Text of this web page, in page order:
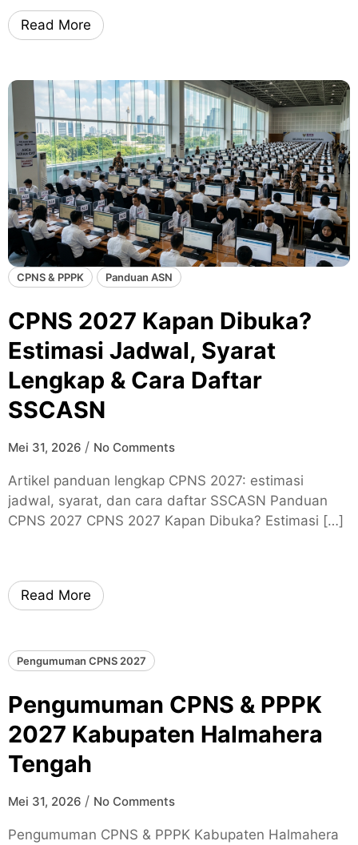
Read More
CPNS & PPPK Panduan ASN
CPNS 2027 Kapan Dibuka?
Estimasi Jadwal, Syarat
Lengkap & Cara Daftar
SSCASN
Mei 31, 2026 / No Comments
Artikel panduan lengkap CPNS 2027: estimasi
jadwal, syarat, dan cara daftar SSCASN Panduan
CPNS 2027 CPNS 2027 Kapan Dibuka? Estimasi […]
Read More
Pengumuman CPNS 2027
Pengumuman CPNS & PPPK
2027 Kabupaten Halmahera
Tengah
Mei 31, 2026 / No Comments
Pengumuman CPNS & PPPK Kabupaten Halmahera